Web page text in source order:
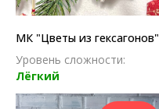
МК "Цветы из гексагонов"
Уровень сложности:
Лёгкий